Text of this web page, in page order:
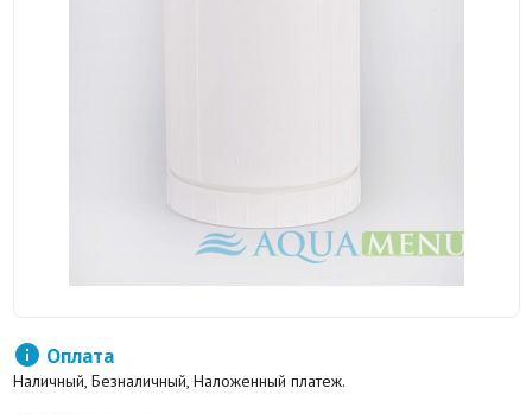
 Оплата
Наличный, Безналичный, Наложенный платеж.